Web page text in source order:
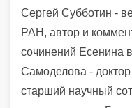
Сергей Субботин -
РАН, автор и
сочинений Есенина
Самоделова -
старший научный